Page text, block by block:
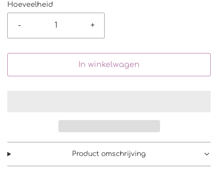
Hoeveelheid
- +
In winkelwagen
Product omschrijving